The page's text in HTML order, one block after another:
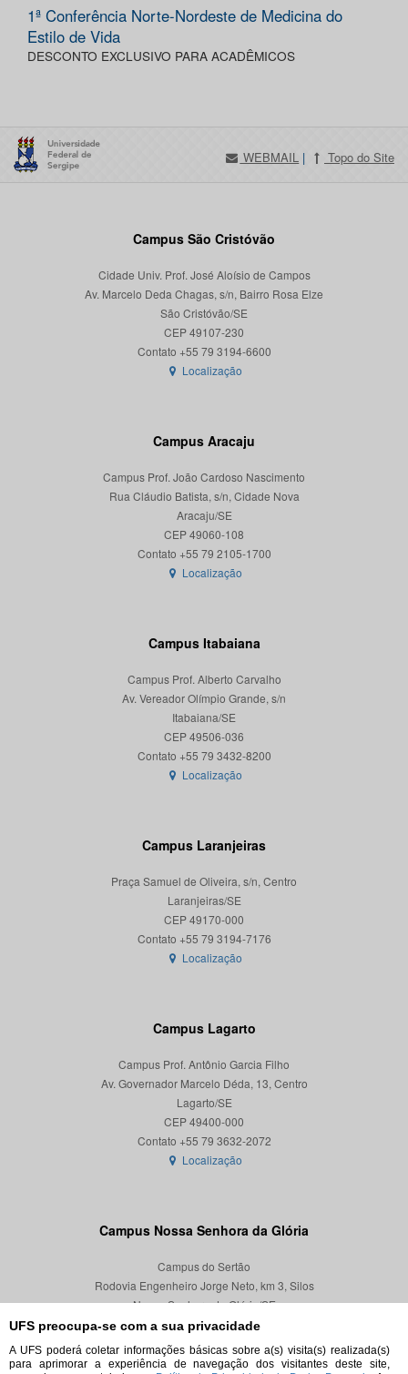
UFS preocupa-se com a sua privacidade
A UFS poderá coletar informações básicas sobre a(s) visita(s) realizada(s)
para aprimorar a experiência de navegação dos visitantes deste site,
1ª Conferência Norte-Nordeste de Medicina do
Estilo de Vida
DESCONTO EXCLUSIVO PARA ACADÊMICOS
WEBMAIL | Topo do Site
Campus São Cristóvão
Cidade Univ. Prof. José Aloísio de Campos
Av. Marcelo Deda Chagas, s/n, Bairro Rosa Elze
São Cristóvão/SE
CEP 49107-230
Localização
Campus Aracaju
Campus Prof. João Cardoso Nascimento
Rua Cláudio Batista, s/n, Cidade Nova
Aracaju/SE
CEP 49060-108
Localização
Campus Itabaiana
Campus Prof. Alberto Carvalho
Av. Vereador Olímpio Grande, s/n
Itabaiana/SE
CEP 49506-036
Localização
Campus Laranjeiras
Praça Samuel de Oliveira, s/n, Centro
Laranjeiras/SE
CEP 49170-000
Localização
Campus Lagarto
Campus Prof. Antônio Garcia Filho
Av. Governador Marcelo Déda, 13, Centro
Lagarto/SE
CEP 49400-000
Localização
Campus Nossa Senhora da Glória
Campus do Sertão
Rodovia Engenheiro Jorge Neto, km 3, Silos
Nossa Senhora da Glória/SE
CEP 49680-000
Localização